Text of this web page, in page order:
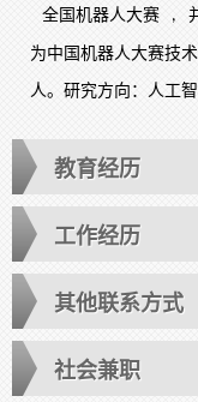
全国机器人大赛 ,
为中国机器人大赛技
人。研究方向：人工
教育经历
工作经历
其他联系方式
社会兼职